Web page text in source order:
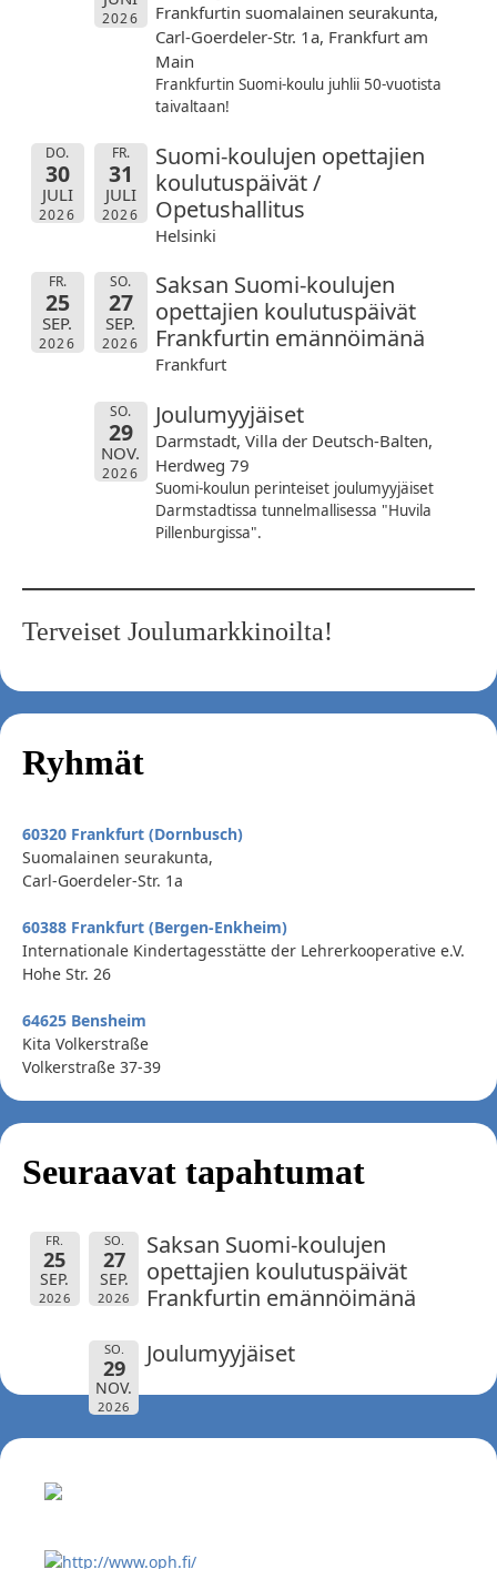
2026
Frankfurtin suomalainen seurakunta,
Carl-Goerdeler-Str. 1a, Frankfurt am
Main
Frankfurtin Suomi-koulu juhlii 50-vuotista
taivaltaan!
DO.
30
JULI
2026
FR.
31
JULI
2026
Suomi-koulujen opettajien
koulutuspäivät /
Opetushallitus
Helsinki
FR.
25
SEP.
2026
SO.
27
SEP.
2026
Saksan Suomi-koulujen
opettajien koulutuspäivät
Frankfurtin emännöimänä
Frankfurt
SO.
29
NOV.
2026
Joulumyyjäiset
Darmstadt, Villa der Deutsch-Balten,
Herdweg 79
Suomi-koulun perinteiset joulumyyjäiset
Darmstadtissa tunnelmallisessa "Huvila
Pillenburgissa".
Terveiset Joulumarkkinoilta!
Ryhmät
60320 Frankfurt (Dornbusch)
Suomalainen seurakunta,
Carl-Goerdeler-Str. 1a
60388 Frankfurt (Bergen-Enkheim)
Internationale Kindertagesstätte der Lehrerkooperative e.V.
Hohe Str. 26
64625 Bensheim
Kita Volkerstraße
Volkerstraße 37-39
Seuraavat tapahtumat
FR.
25
SEP.
2026
SO.
27
SEP.
2026
Saksan Suomi-koulujen
opettajien koulutuspäivät
Frankfurtin emännöimänä
SO.
29
NOV.
2026
Joulumyyjäiset